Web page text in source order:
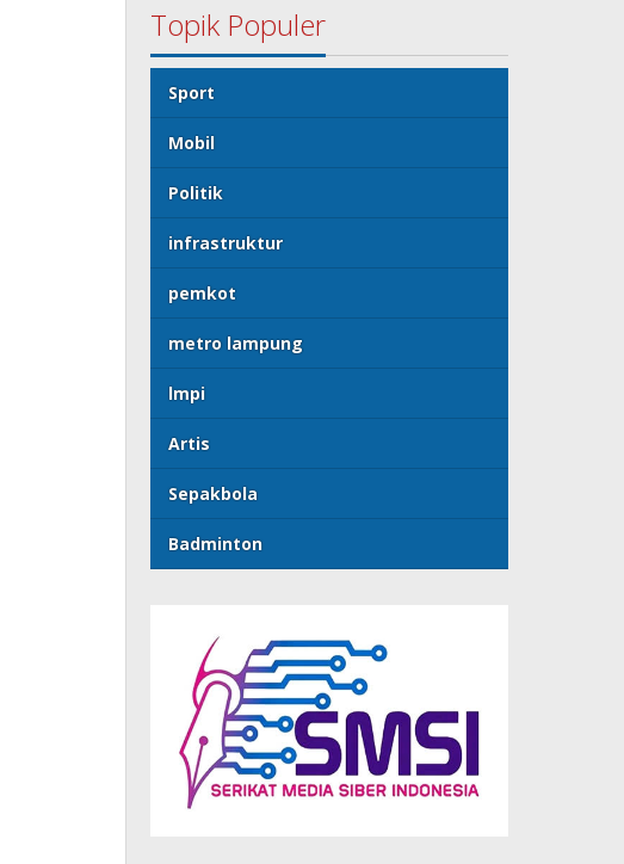
Topik Populer
Sport
Mobil
Politik
infrastruktur
pemkot
metro lampung
lmpi
Artis
Sepakbola
Badminton